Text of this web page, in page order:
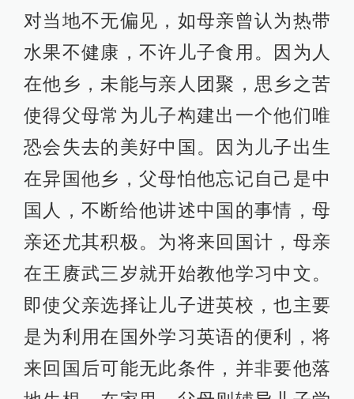
对当地不无偏见，如母亲曾认为热带
水果不健康，不许儿子食用。因为人
在他乡，未能与亲人团聚，思乡之苦
使得父母常为儿子构建出一个他们唯
恐会失去的美好中国。因为儿子出生
在异国他乡，父母怕他忘记自己是中
国人，不断给他讲述中国的事情，母
亲还尤其积极。为将来回国计，母亲
在王赓武三岁就开始教他学习中文。
即使父亲选择让儿子进英校，也主要
是为利用在国外学习英语的便利，将
来回国后可能无此条件，并非要他落